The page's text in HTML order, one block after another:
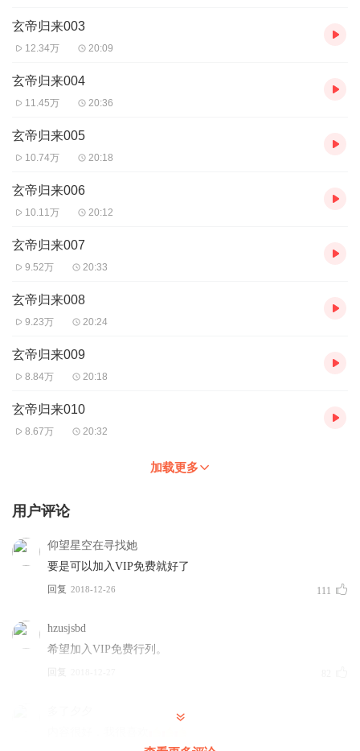
【bestxmly】或搜索【喜马拉雅付费精品】来随时咨询问题，也可
玄帝归来003
12.34万 20:09
玄帝归来004
11.45万 20:36
玄帝归来005
10.74万 20:18
玄帝归来006
10.11万 20:12
玄帝归来007
9.52万 20:33
玄帝归来008
9.23万 20:24
玄帝归来009
8.84万 20:18
玄帝归来010
8.67万 20:32
加载更多
用户评论
仰望星空在寻找她
要是可以加入VIP免费就好了
回复 2018-12-26 111
hzusjsbd
希望加入VIP免费行列。
回复